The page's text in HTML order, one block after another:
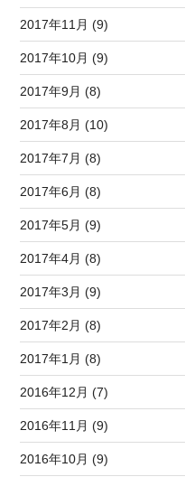
2017年11月 (9)
2017年10月 (9)
2017年9月 (8)
2017年8月 (10)
2017年7月 (8)
2017年6月 (8)
2017年5月 (9)
2017年4月 (8)
2017年3月 (9)
2017年2月 (8)
2017年1月 (8)
2016年12月 (7)
2016年11月 (9)
2016年10月 (9)